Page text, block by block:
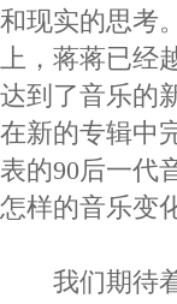
和现实的思考
上，蒋蒋已经
达到了音乐的
在新的专辑中
表的90后一代
怎样的音乐变
我们期待着